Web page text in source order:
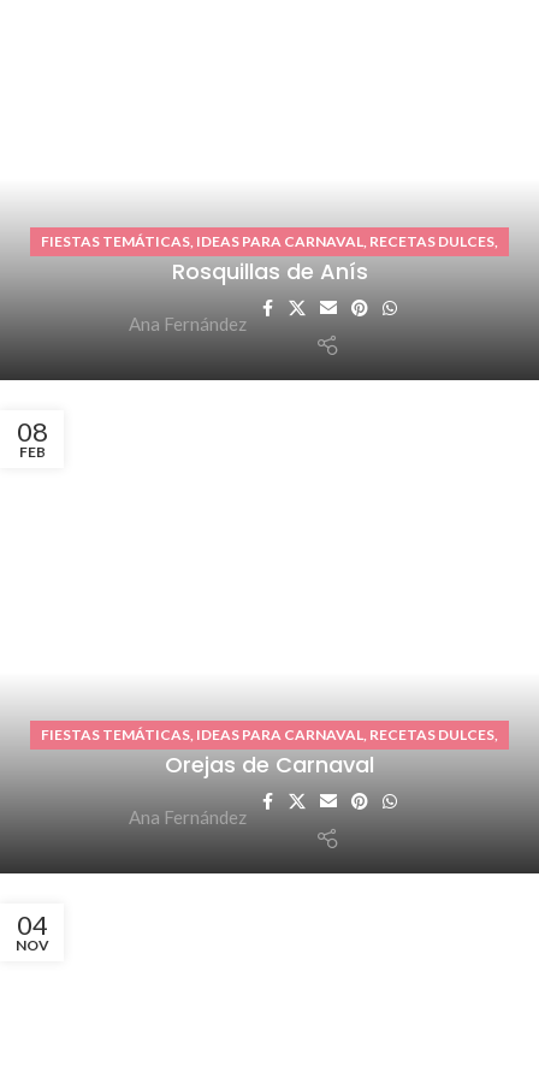
FIESTAS TEMÁTICAS IDEAS PARA CARNAVAL RECETAS DULCES
REPOSTERÍA CASERA
Rosquillas de Anís
Ana Fernández
08
FEB
FIESTAS TEMÁTICAS IDEAS PARA CARNAVAL RECETAS DULCES
REPOSTERÍA CASERA
Orejas de Carnaval
Ana Fernández
04
NOV